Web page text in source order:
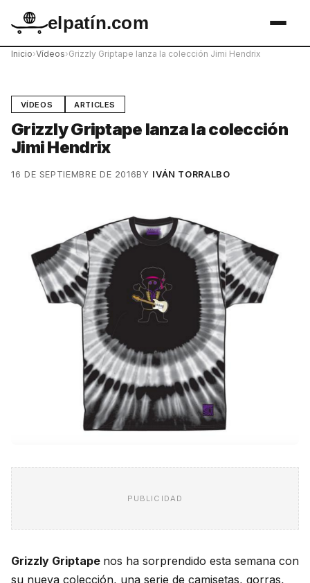
elpatín.com
Inicio›Vídeos›Grizzly Griptape lanza la colección Jimi Hendrix
VÍDEOS ARTICLES
Grizzly Griptape lanza la colección
Jimi Hendrix
16 DE SEPTIEMBRE DE 2016BY IVÁN TORRALBO
PUBLICIDAD
Grizzly Griptape nos ha sorprendido esta semana con
su nueva colección, una serie de camisetas, gorras,